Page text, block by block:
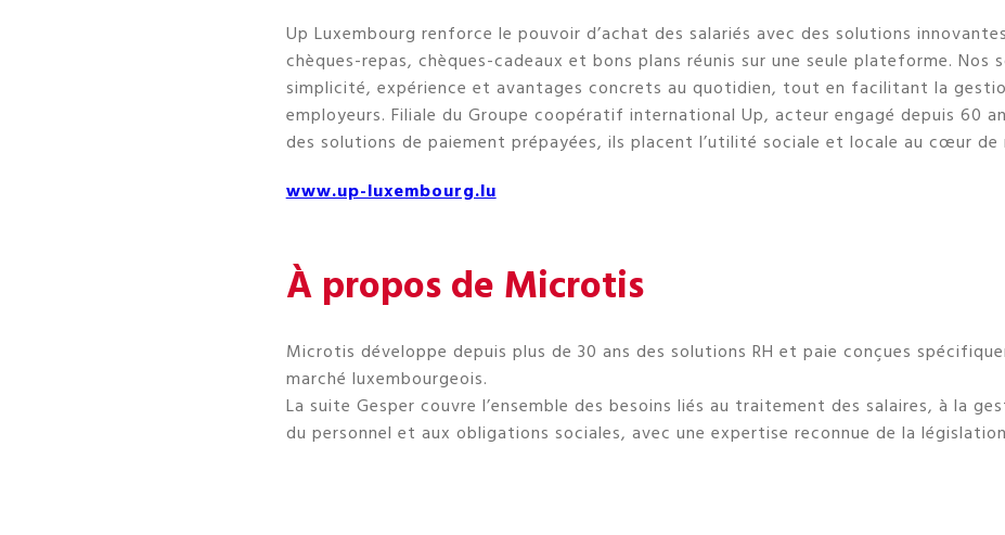
Up Luxembourg renforce le pouvoir d’achat des salariés avec des solutions
chèques-repas, chèques-cadeaux et bons plans réunis sur une seule plateforme. Nos
simplicité, expérience et avantages concrets au quotidien, tout en facilitant la
employeurs. Filiale du Groupe coopératif international Up, acteur engagé depuis 60
des solutions de paiement prépayées, ils placent l’utilité sociale et locale au cœur de
www.up-luxembourg.lu
À propos de Microtis
Microtis développe depuis plus de 30 ans des solutions RH et paie conçues
marché luxembourgeois.
La suite Gesper couvre l’ensemble des besoins liés au traitement des salaires, à la
du personnel et aux obligations sociales, avec une expertise reconnue de la